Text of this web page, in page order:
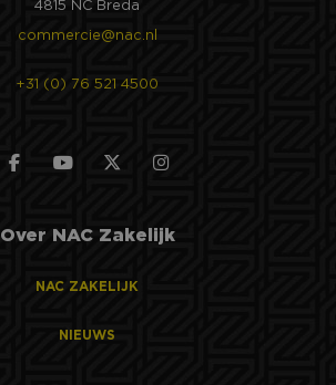
4815 NC Breda
commercie@nac.nl
+31 (0) 76 521 4500
Over NAC Zakelijk
NAC ZAKELIJK
NIEUWS